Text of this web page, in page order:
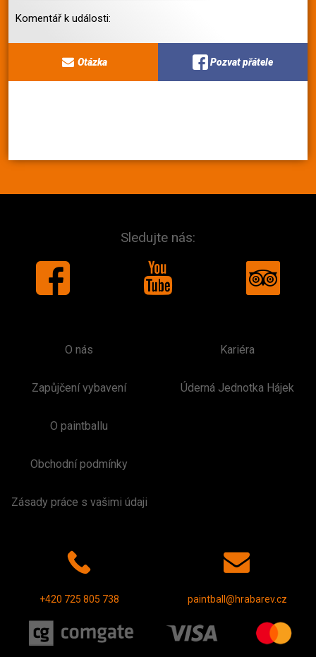
Komentář k události:
Otázka Pozvat přátele
Sledujte nás:
O nás
Zapůjčení vybavení
O paintballu
Obchodní podmínky
Zásady práce s vašimi údaji
Kariéra
Úderná Jednotka Hájek
+420 725 805 738 paintball@hrabarev.cz